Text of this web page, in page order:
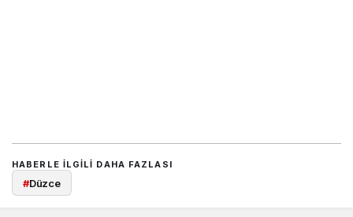
HABERLE ILGILI DAHA FAZLASI
#Düzce